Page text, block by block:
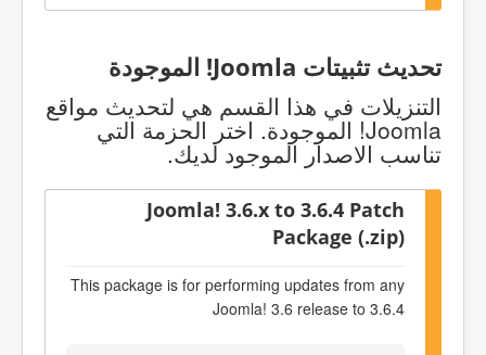
تحديث تثبيتات Joomla! الموجودة
التنزيلات في هذا القسم هي لتحديث مواقع
Joomla! الموجودة. اختر الحزمة التي
تناسب الاصدار الموجود لديك.
Joomla! 3.6.x to 3.6.4 Patch
Package (.zip)
This package is for performing updates from any
Joomla! 3.6 release to 3.6.4